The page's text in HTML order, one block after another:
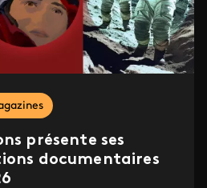
présente ses
documentaires